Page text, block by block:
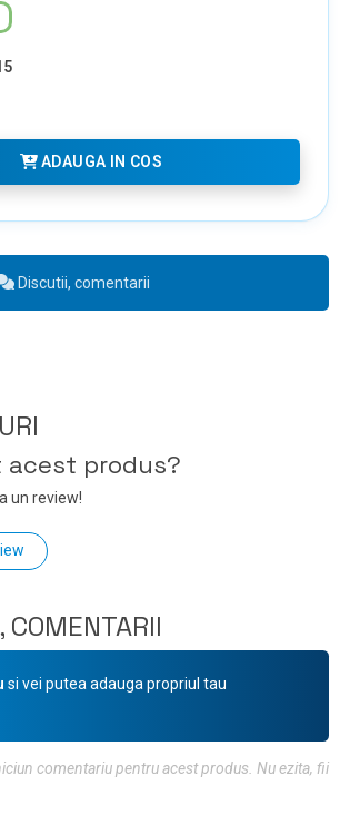
ADAUGA IN COS
Discutii, comentarii
acest produs?
un review!
si vei putea adauga propriul tau
comentariu pentru acest produs. Nu ezita, fii